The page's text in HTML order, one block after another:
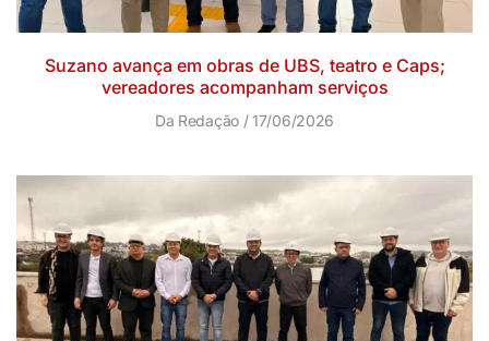
Suzano avança em obras de UBS, teatro e Caps;
vereadores acompanham serviços
Da Redação 17/06/2026